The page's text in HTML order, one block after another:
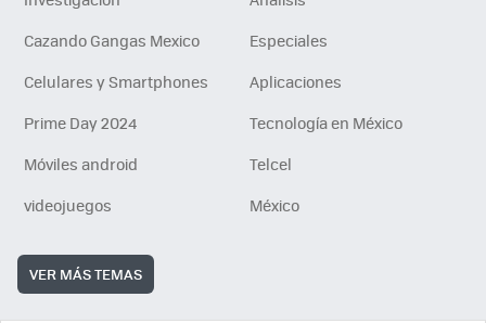
Cazando Gangas Mexico
Especiales
Celulares y Smartphones
Aplicaciones
Prime Day 2024
Tecnología en México
Móviles android
Telcel
videojuegos
México
VER MÁS TEMAS